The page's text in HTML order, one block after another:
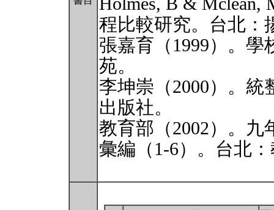
程比較研究。台北：
張嘉育（1999）。
苑。
李坤崇（2000）。
出版社。
教育部（2002）。
彙編（1-6）。台北